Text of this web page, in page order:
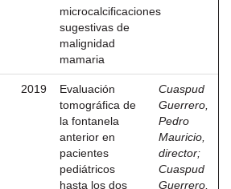
microcalcificaciones
sugestivas de
malignidad
mamaria
2019
Evaluación
tomográfica de
la fontanela
anterior en
pacientes
pediátricos
hasta los dos
Cuaspud
Guerrero,
Pedro
Mauricio,
director;
Cuaspud
Guerrero,